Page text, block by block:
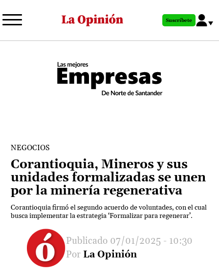
al
principal
Suscríbete
NEGOCIOS
Corantioquia, Mineros y sus
unidades formalizadas se unen
por la minería regenerativa
Corantioquia firmó el segundo acuerdo de voluntades, con el cual
busca implementar la estrategia ‘Formalizar para regenerar’.
07/01/2025 - 10:30
La Opinión